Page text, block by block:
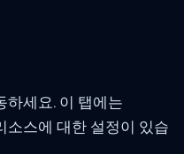
하세요. 이 탭에는
소스에 대한 설정이 있습